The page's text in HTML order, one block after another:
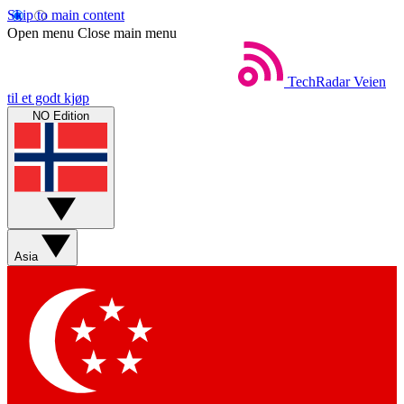
Skip to main content
Open menu Close main menu
TechRadar Veien
til et godt kjøp
NO Edition
Asia